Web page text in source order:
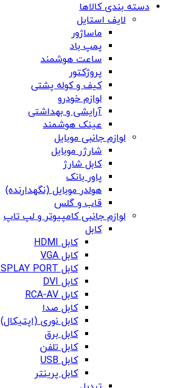
دسته بندی کالاها
لایف استایل
ماساژور
پمپ باد
ساعت هوشمند
پروژکتور
کیف و کوله پشتی
لوازم خودرو
آرایشی و بهداشتی
عینک هوشمند
لوازم جانبی موبایل
شارژر موبایل
کابل شارژ
پاور بانک
هولدر موبایل (نگهدارنده)
قاب و گلس
لوازم جانبی کامپیوتر و لپ تاپ
کابل
کابل HDMI
کابل VGA
کابل DISPLAY PORT
کابل DVI
کابل RCA-AV
کابل صدا
کابل نوری (اپتیکال)
کابل برق
کابل تلفن
کابل USB
کابل پرینتر